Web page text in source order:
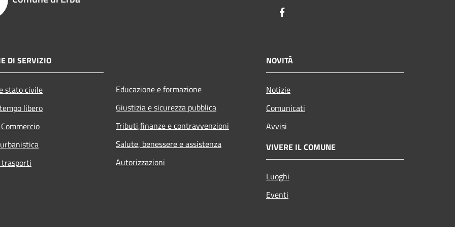
DI SERVIZIO
stato civile
libero
Educazione e formazione
Giustizia e sicurezza pubblica
Tributi,finanze e contravvenzioni
Salute, benessere e assistenza
Autorizzazioni
NOVITÀ
Notizie
Comunicati
Avvisi
VIVERE IL COMUNE
Luoghi
Eventi